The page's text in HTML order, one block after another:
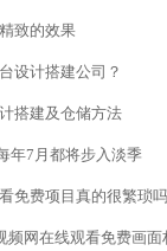
致的效果
计搭建公司？
搭建及仓储方法
年7月都将步入淡季
费项目真的很繁琐吗
频网在线观看免费画面